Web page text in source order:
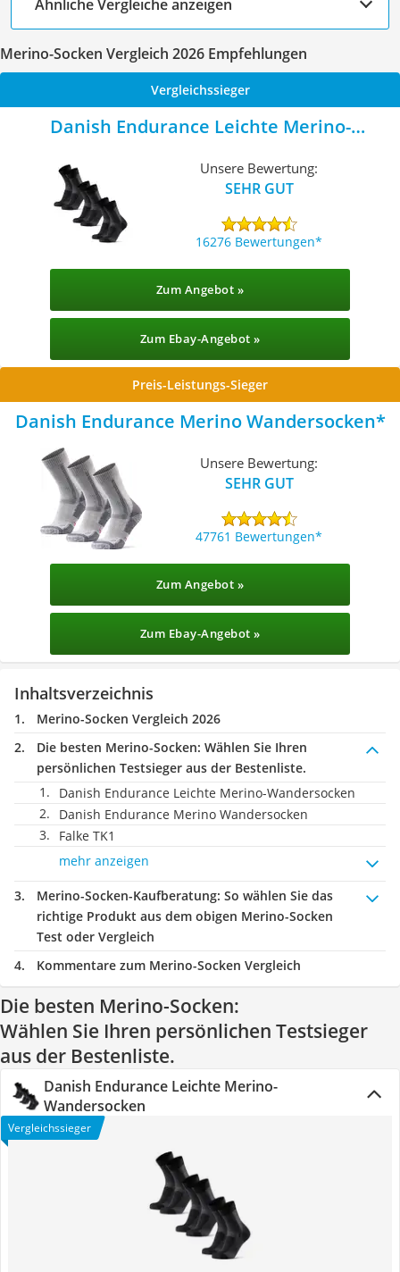
Ähnliche Vergleiche anzeigen
Merino-Socken Vergleich 2026 Empfehlungen
Vergleichssieger
Danish Endurance Leichte Merino-
Unsere Bewertung:
SEHR GUT
16276 Bewertungen
Zum Angebot »
Zum Ebay-Angebot »
Preis-Leistungs-Sieger
Danish Endurance Merino Wandersocken
Unsere Bewertung:
SEHR GUT
47761 Bewertungen
Zum Angebot »
Zum Ebay-Angebot »
Inhaltsverzeichnis
Merino-Socken Vergleich 2026
Die besten Merino-Socken: Wählen Sie Ihren
persönlichen Testsieger aus der Bestenliste.
Danish Endurance Leichte Merino-Wandersocken
Danish Endurance Merino Wandersocken
Falke TK1
mehr anzeigen
Merino-Socken-Kaufberatung: So wählen Sie das
richtige Produkt aus dem obigen Merino-Socken
Test oder Vergleich
Kommentare zum Merino-Socken Vergleich
Die besten Merino-Socken:
Wählen Sie Ihren persönlichen Testsieger
aus der Bestenliste.
Danish Endurance Leichte Merino-
Wandersocken
Vergleichssieger